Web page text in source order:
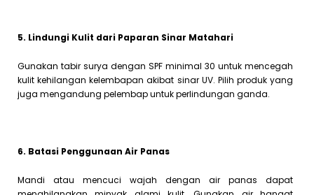
5. Lindungi Kulit dari Paparan Sinar Matahari
Gunakan tabir surya dengan SPF minimal 30 untuk mencegah
kulit kehilangan kelembapan akibat sinar UV. Pilih produk yang
juga mengandung pelembap untuk perlindungan ganda.
6. Batasi Penggunaan Air Panas
Mandi atau mencuci wajah dengan air panas dapat